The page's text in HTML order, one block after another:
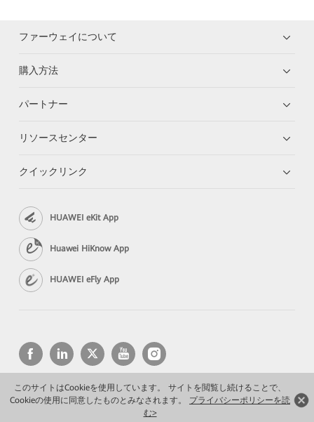
このサイトはCookieを使用しています。 サイトを閲覧し続けることで、
Cookieの使用に同意したものとみなされます。 プライバシーポリシーを読
む>
ファーウェイについて
購入方法
パートナー
リソースセンター
クイックリンク
HUAWEI eKit App
Huawei HiKnow App
HUAWEI eFly App
Copyright © 2026 Huawei Technologies Co., Ltd. All rights reserved.
プライバシーポリシー